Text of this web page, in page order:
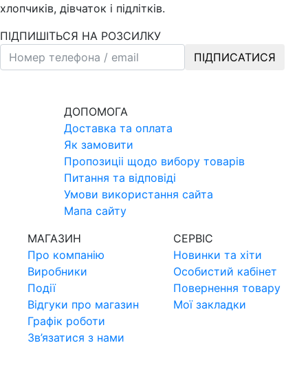
хлопчиків, дівчаток і підлітків.
ПІДПИШІТЬСЯ НА РОЗСИЛКУ
ПІДПИСАТИСЯ
ДОПОМОГА
Доставка та оплата
Як замовити
Пропозицii щодо вибору товарiв
Питання та вiдповiдi
Умови використання сайта
Мапа сайту
МАГАЗИН
Про компанiю
Виробники
Події
Відгуки про магазин
Графік роботи
Зв’язатися з нами
СЕРВIС
Новинки та хiти
Особистий кабінет
Повернення товару
Мої закладки